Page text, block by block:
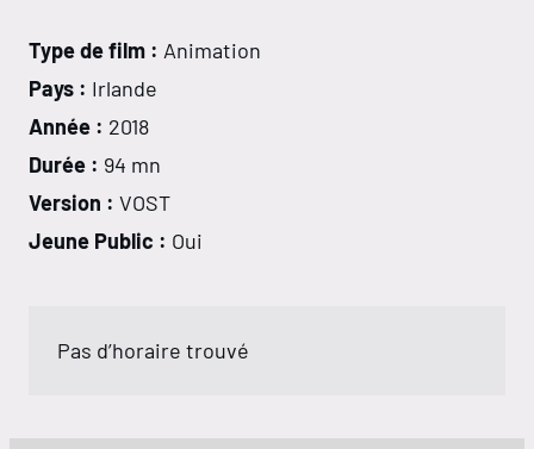
Type de film : Animation
Pays : Irlande
Année : 2018
Durée : 94 mn
Version : VOST
Jeune Public : Oui
Pas d’horaire trouvé